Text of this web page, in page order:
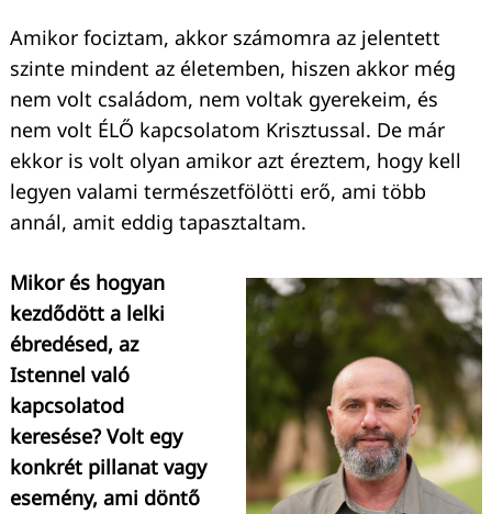
Amikor fociztam, akkor számomra az jelentett
szinte mindent az életemben, hiszen akkor még
nem volt családom, nem voltak gyerekeim, és
nem volt ÉLŐ kapcsolatom Krisztussal. De már
ekkor is volt olyan amikor azt éreztem, hogy kell
legyen valami természetfölötti erő, ami több
annál, amit eddig tapasztaltam.
Mikor és hogyan
kezdődött a lelki
ébredésed, az
Istennel való
kapcsolatod
keresése? Volt egy
konkrét pillanat vagy
esemény, ami döntő